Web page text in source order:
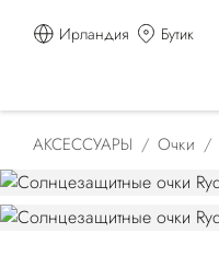
Ирландия Бутик
АКСЕССУАРЫ Очки